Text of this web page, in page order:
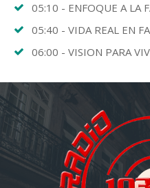
05:10 - ENFOQUE A LA
05:40 - VIDA REAL EN
06:00 - VISION PARA